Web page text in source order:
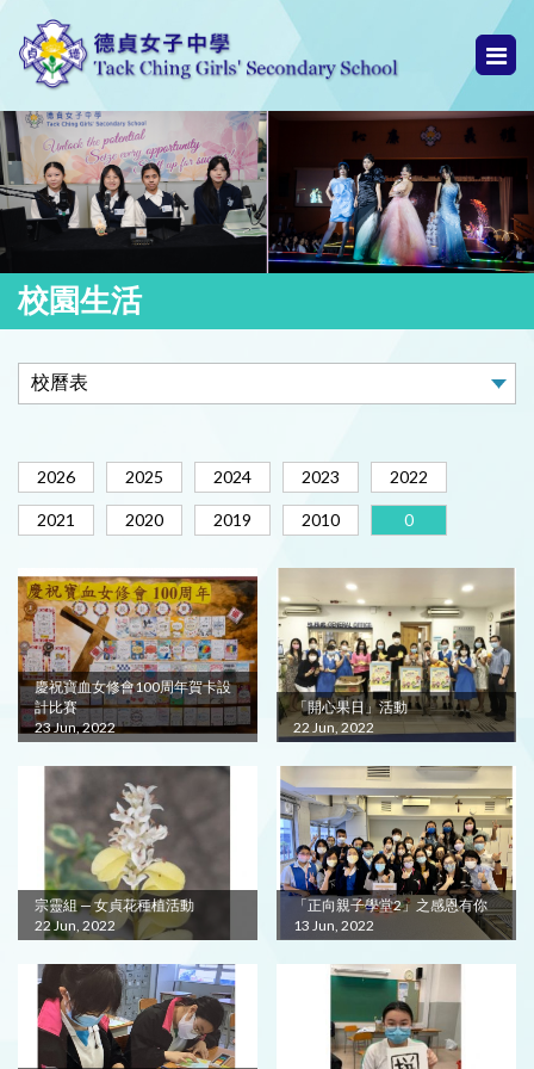
校園生活
2026 2025 2024 2023 2022
2021 2020 2019 2010 0
慶祝寶血女修會100周年賀卡設
計比賽
23 Jun, 2022
「開心果日」活動
22 Jun, 2022
宗靈組 — 女貞花種植活動
22 Jun, 2022
「正向親子學堂2」之感恩有你
13 Jun, 2022